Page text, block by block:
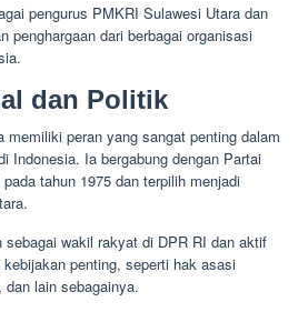
pengurus PMKRI Sulawesi Utara dan
penghargaan dari berbagai organisasi
dan Politik
memiliki peran yang sangat penting dalam
Indonesia. Ia bergabung dengan Partai
tahun 1975 dan terpilih menjadi
sebagai wakil rakyat di DPR RI dan aktif
penting, seperti hak asasi
lain sebagainya.